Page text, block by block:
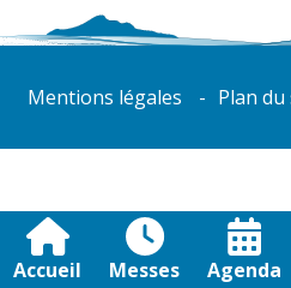
Accueil Messes Agenda
Mentions légales Plan du